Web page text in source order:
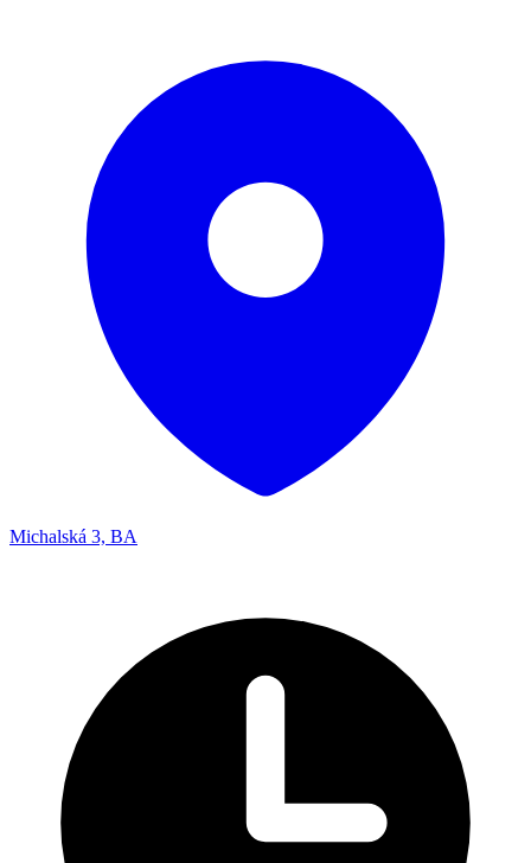
Michalská 3, BA